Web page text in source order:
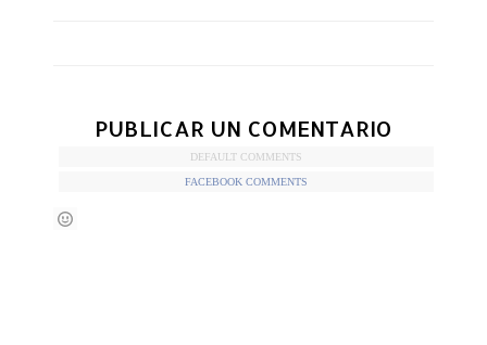
PUBLICAR UN COMENTARIO
DEFAULT COMMENTS
FACEBOOK COMMENTS